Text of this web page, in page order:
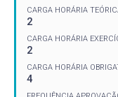
CARGA HORÁRIA
2
CARGA HORÁRIA
2
CARGA HORÁRIA
4